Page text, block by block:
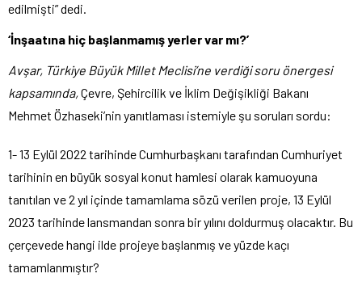
edilmişti” dedi.
‘İnşaatına hiç başlanmamış yerler var mı?’
Avşar, Türkiye Büyük Millet Meclisi’ne verdiği soru önergesi
kapsamında,Çevre, Şehircilik ve İklim Değişikliği Bakanı
Mehmet Özhaseki’nin yanıtlaması istemiyle şu soruları sordu:
1- 13 Eylül 2022 tarihinde Cumhurbaşkanı tarafından Cumhuriyet
tarihinin en büyük sosyal konut hamlesi olarak kamuoyuna
tanıtılan ve 2 yıl içinde tamamlama sözü verilen proje, 13 Eylül
2023 tarihinde lansmandan sonra bir yılını doldurmuş olacaktır. Bu
çerçevede hangi ilde projeye başlanmış ve yüzde kaçı
tamamlanmıştır?